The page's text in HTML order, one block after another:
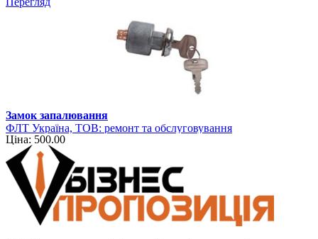
Замок запалювання
ФЛТ Україна, ТОВ: ремонт та обслуговування
навантажувально-розвантажувальної техніки
Ціна: 500.00